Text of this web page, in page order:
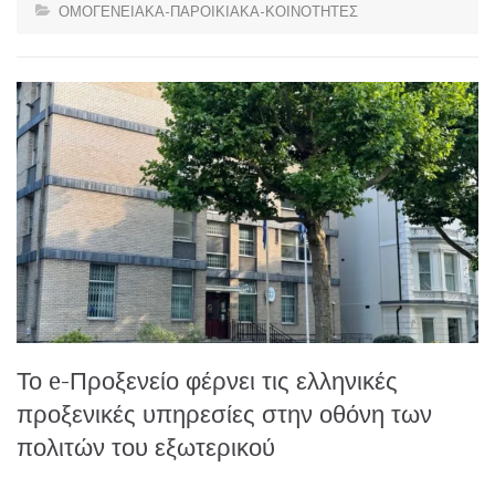
ΟΜΟΓΕΝΕΙΑΚΑ-ΠΑΡΟΙΚΙΑΚΑ-ΚΟΙΝΟΤΗΤΕΣ
Το e-Προξενείο φέρνει τις ελληνικές
προξενικές υπηρεσίες στην οθόνη των
πολιτών του εξωτερικού